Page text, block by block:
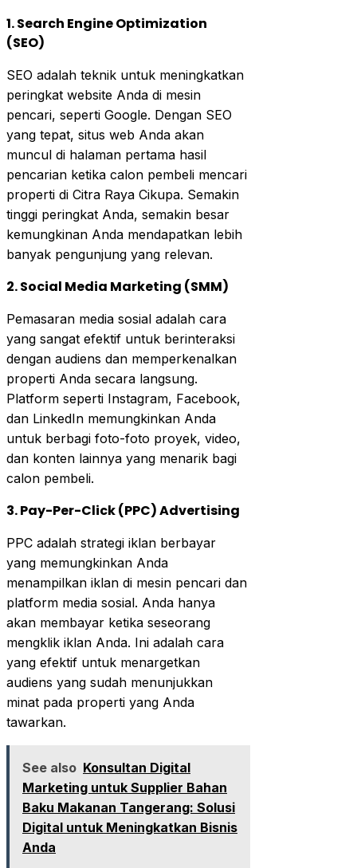
1. Search Engine Optimization
(SEO)
SEO adalah teknik untuk meningkatkan
peringkat website Anda di mesin
pencari, seperti Google. Dengan SEO
yang tepat, situs web Anda akan
muncul di halaman pertama hasil
pencarian ketika calon pembeli mencari
properti di Citra Raya Cikupa. Semakin
tinggi peringkat Anda, semakin besar
kemungkinan Anda mendapatkan lebih
banyak pengunjung yang relevan.
2. Social Media Marketing (SMM)
Pemasaran media sosial adalah cara
yang sangat efektif untuk berinteraksi
dengan audiens dan memperkenalkan
properti Anda secara langsung.
Platform seperti Instagram, Facebook,
dan LinkedIn memungkinkan Anda
untuk berbagi foto-foto proyek, video,
dan konten lainnya yang menarik bagi
calon pembeli.
3. Pay-Per-Click (PPC) Advertising
PPC adalah strategi iklan berbayar
yang memungkinkan Anda
menampilkan iklan di mesin pencari dan
platform media sosial. Anda hanya
akan membayar ketika seseorang
mengklik iklan Anda. Ini adalah cara
yang efektif untuk menargetkan
audiens yang sudah menunjukkan
minat pada properti yang Anda
tawarkan.
See also Konsultan Digital
Marketing untuk Supplier Bahan
Baku Makanan Tangerang: Solusi
Digital untuk Meningkatkan Bisnis
Anda